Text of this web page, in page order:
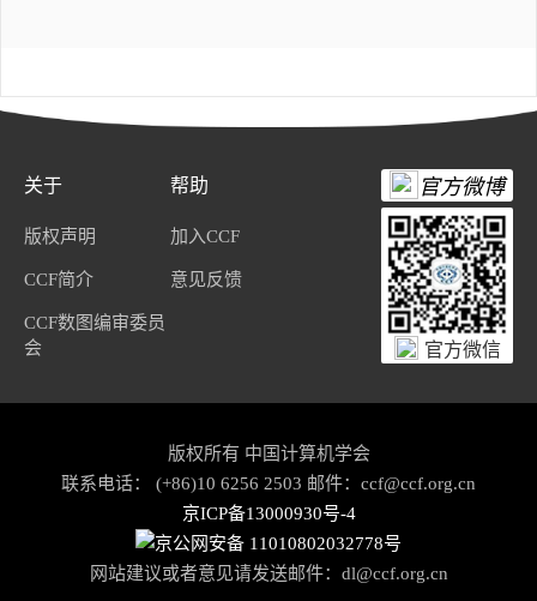
关于
版权声明
CCF简介
CCF数图编审委员
会
帮助
加入CCF
意见反馈
官方微博
官方微信
版权所有 中国计算机学会
联系电话： (+86)10 6256 2503 邮件：ccf@ccf.org.cn
京ICP备13000930号-4
京公网安备 11010802032778号
网站建议或者意见请发送邮件： dl@ccf.org.cn